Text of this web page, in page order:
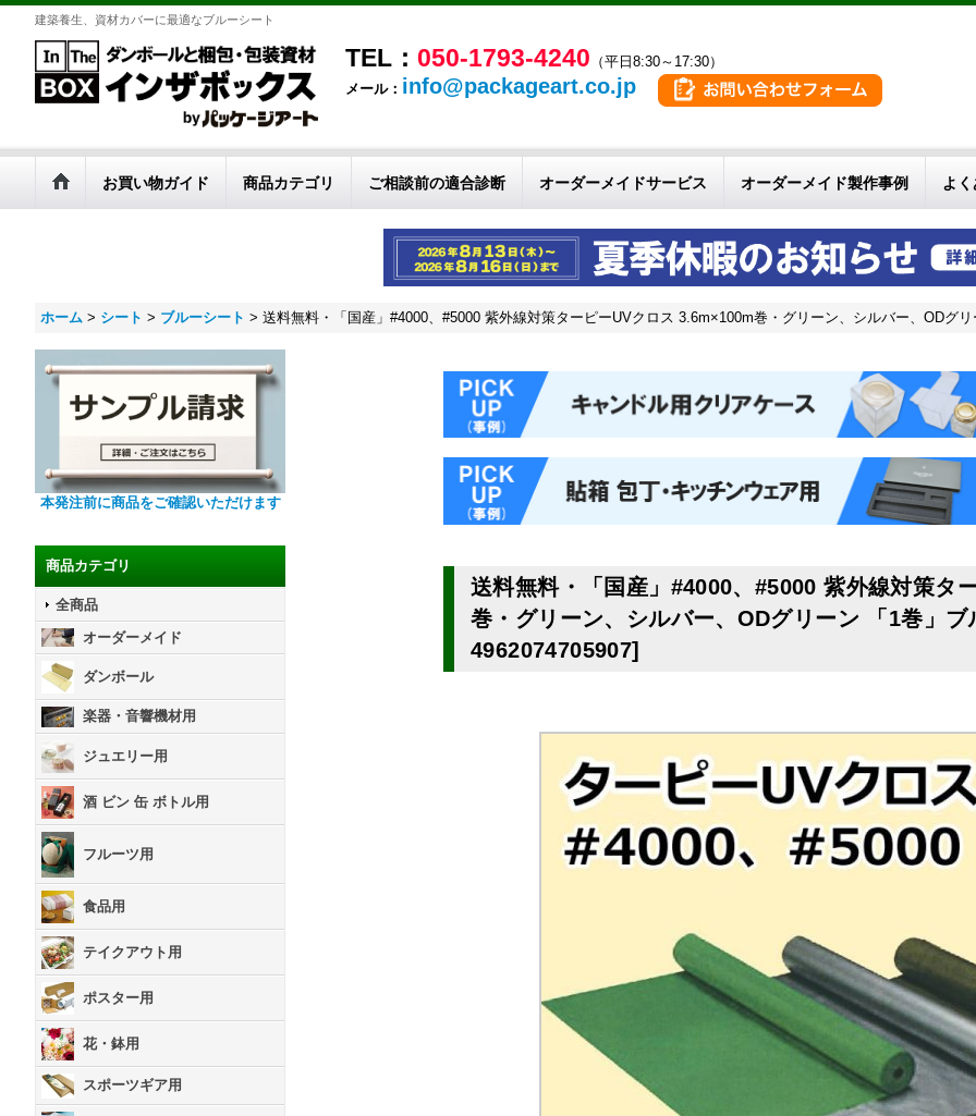
建築養生、資材カバーに最適なブルーシート
TEL： 050-1793-4240 （平日8:30～17:30）
メール： info@packageart.co.jp
お買い物ガイド 商品カテゴリ ご相談前の適合診断 オーダーメイドサービス オーダーメイド製作事例 よ
ホーム > シート > ブルーシート > 送料無料・「国産」#4000、#5000 紫外線対策ターピーUVクロス 3.6m×100m巻・グリーン、シルバー、ODグ
本発注前に商品をご確認いただけます
商品カテゴリ
全商品
オーダーメイド
ダンボール
楽器・音響機材用
ジュエリー用
酒 ビン 缶 ボトル用
フルーツ用
食品用
テイクアウト用
ポスター用
花・鉢用
スポーツギア用
送料無料・「国産」#4000、#5000 紫外線対策タ
巻・グリーン、シルバー、ODグリーン 「1巻」ブ
4962074705907]